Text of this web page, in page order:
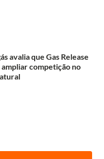
avalia que Gas Release
ampliar competição no